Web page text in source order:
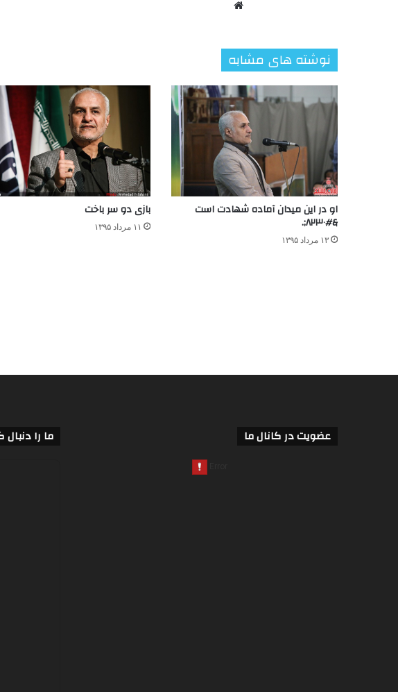
نوشته های مشابه
او در این میدان آماده شهادت است
&#۸۲۳۰;.
۱۳ مرداد ۱۳۹۵
بازی دو سر باخت
۱۱ مرداد ۱۳۹۵
عضویت در کانال ما ما را دنبال